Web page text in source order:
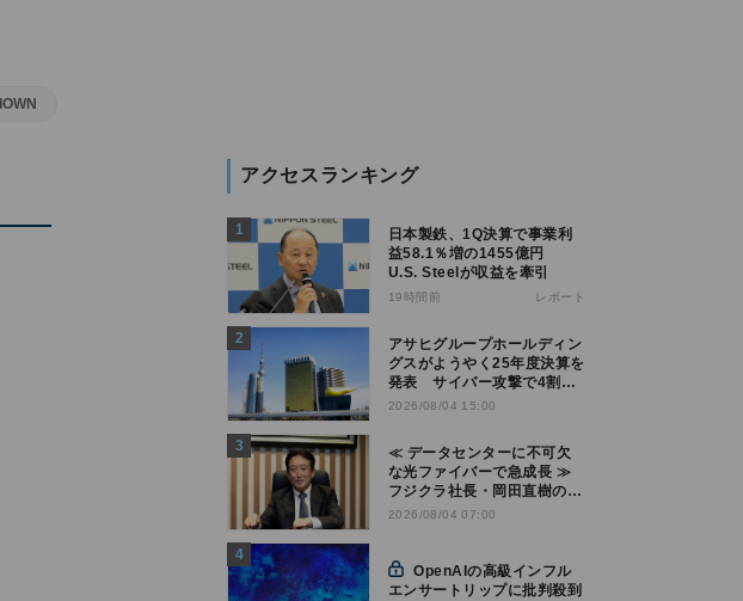
IOWN
アクセスランキング
日本製鉄、1Q決算で事業利
益58.1％増の1455億円
U.S. Steelが収益を牽引
19時間前 レポート
アサヒグループホールディン
グスがようやく25年度決算を
発表 サイバー攻撃で4割減
益
2026/08/04 15:00
≪ データセンターに不可欠
な光ファイバーで急成長 ≫
フジクラ社長・岡田直樹の技
術論「見えない技術優位性、
2026/08/04 07:00
OpenAIの高級インフル
エンサートリップに批判殺到